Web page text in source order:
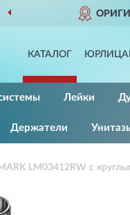
КАТАЛОГ
Лейки
Держатели
LM03412RW с